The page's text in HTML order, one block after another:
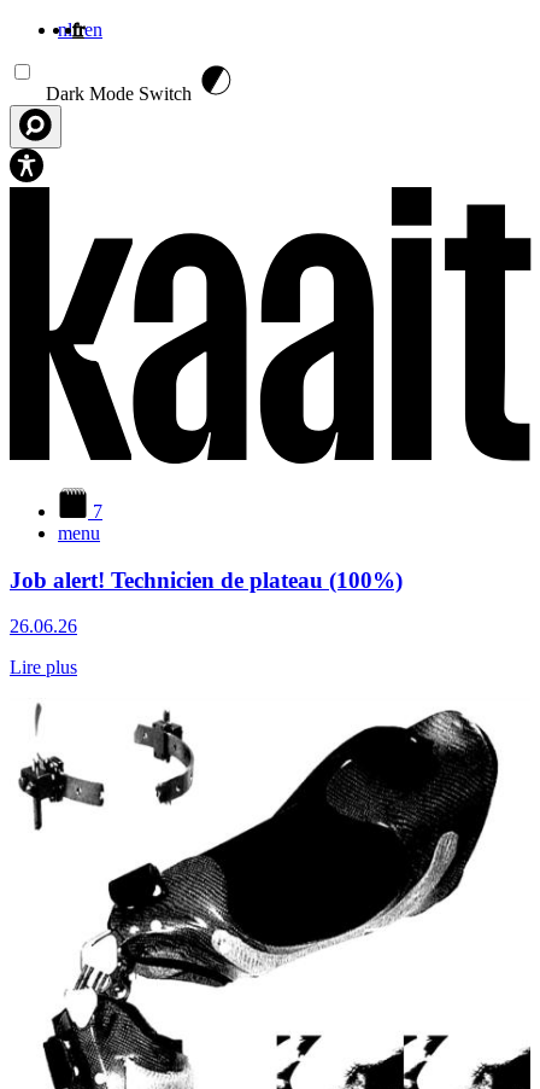
nlfren
Dark Mode Switch
7
menu
Job alert! Technicien de plateau (100%)
26.06.26
Lire plus